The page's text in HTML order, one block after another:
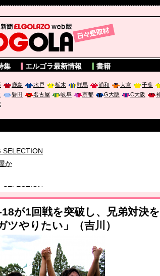
版 BLOGOLA
集 エルゴラ最新情報 書籍
鹿島 水戸 栃木 群馬 浦和 大宮 千葉
磐田 名古屋 岐阜 京都 G大阪 C大阪
SELECTION
か
SELECTION
トワン
出国
SELECTION
が1回戦を突破し、兄弟対決
ツやりたい」（吉川）